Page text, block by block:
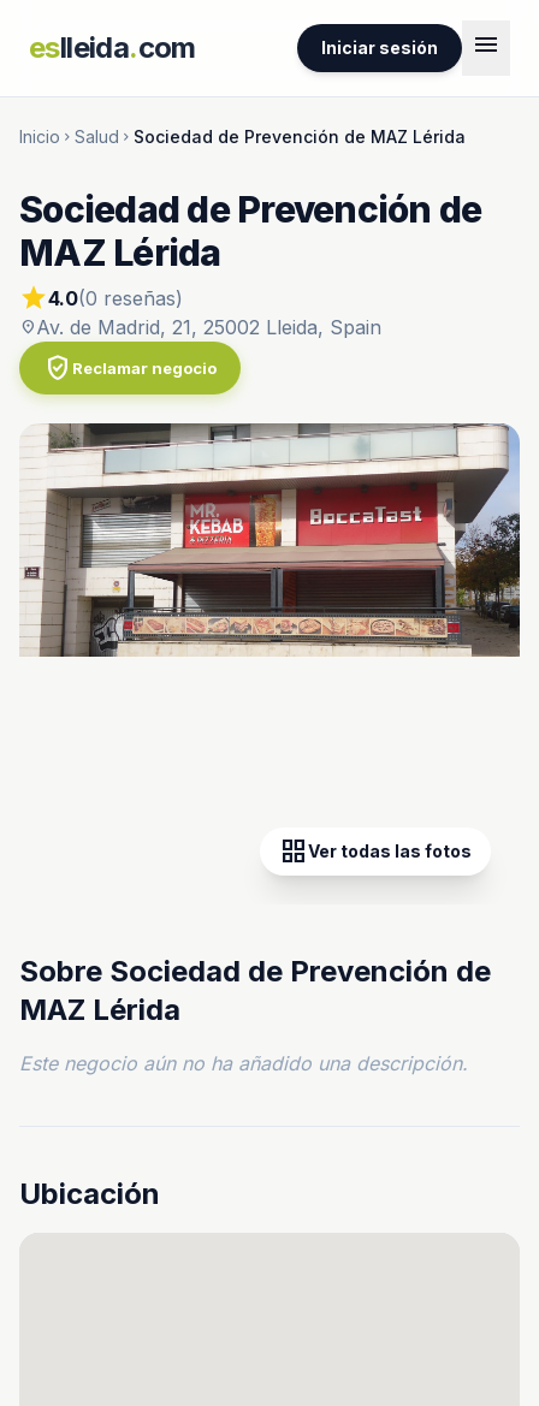
eslleida.com Iniciar sesión menu
Inicio chevron_right Salud chevron_right Sociedad de Prevención de MAZ Lérida
Sociedad de Prevención de
MAZ Lérida
star4.0(0 reseñas)
location_onAv. de Madrid, 21, 25002 Lleida, Spain
verified_user Reclamar negocio
grid_viewVer todas las fotos
Sobre Sociedad de Prevención de
MAZ Lérida
Este negocio aún no ha añadido una descripción.
Ubicación